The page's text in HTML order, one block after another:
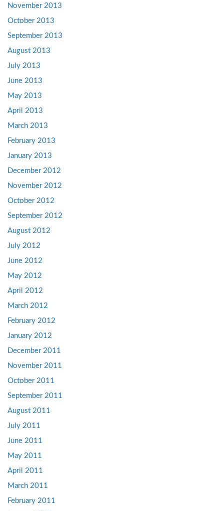
November 2013
October 2013
September 2013
August 2013
July 2013
June 2013
May 2013
April 2013
March 2013
February 2013
January 2013
December 2012
November 2012
October 2012
September 2012
August 2012
July 2012
June 2012
May 2012
April 2012
March 2012
February 2012
January 2012
December 2011
November 2011
October 2011
September 2011
August 2011
July 2011
June 2011
May 2011
April 2011
March 2011
February 2011